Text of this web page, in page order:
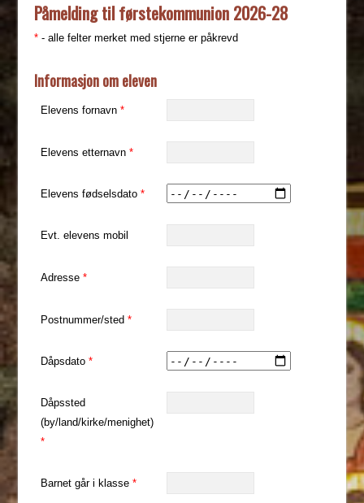
Påmelding til førstekommunion 2026-28
* - alle felter merket med stjerne er påkrevd
Informasjon om eleven
Elevens fornavn*
Elevens etternavn*
Elevens fødselsdato*
Evt. elevens mobil
Adresse*
Postnummer/sted*
Dåpsdato*
Dåpssted
(by/land/kirke/menighet)
*
Barnet går i klasse*